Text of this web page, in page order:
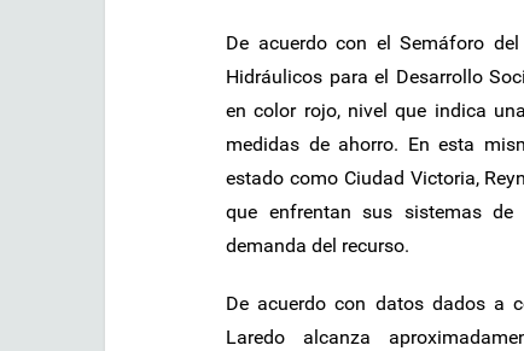
De acuerdo con el Semáforo
Hidráulicos para el Desarrollo
en color rojo, nivel que indica
medidas de ahorro. En esta
estado como Ciudad Victoria,
que enfrentan sus sistemas
demanda del recurso.
De acuerdo con datos dados a
Laredo alcanza